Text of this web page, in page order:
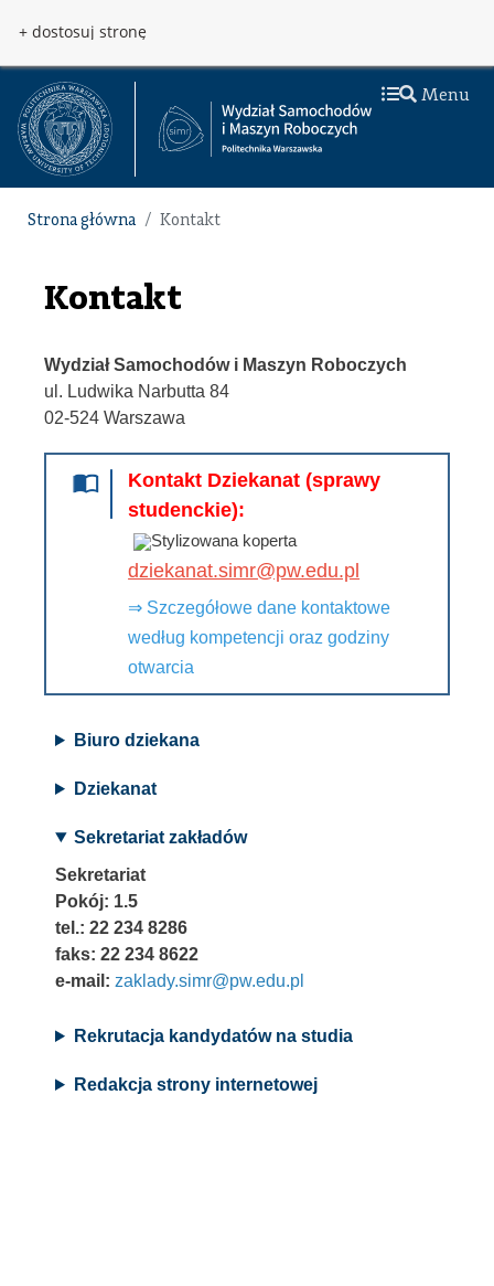
+ dostosuj stronę
Menu
Strona główna Kontakt
Kontakt
Wydział Samochodów i Maszyn Roboczych
ul. Ludwika Narbutta 84
02-524 Warszawa
Kontakt Dziekanat (sprawy
studenckie):
dziekanat.simr@pw.edu.pl
⇒ Szczegółowe dane kontaktowe
według kompetencji oraz godziny
otwarcia
Biuro dziekana
Dziekanat
Sekretariat zakładów
Sekretariat
Pokój: 1.5
tel.: 22 234 8286
faks: 22 234 8622
e-mail:zaklady.simr@pw.edu.pl
Rekrutacja kandydatów na studia
Redakcja strony internetowej